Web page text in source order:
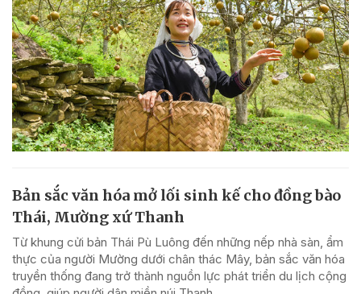
Bản sắc văn hóa mở lối sinh kế cho đồng bào
Thái, Mường xứ Thanh
Từ khung cửi bản Thái Pù Luông đến những nếp nhà sàn, ẩm
thực của người Mường dưới chân thác Mây, bản sắc văn hóa
truyền thống đang trở thành nguồn lực phát triển du lịch cộng